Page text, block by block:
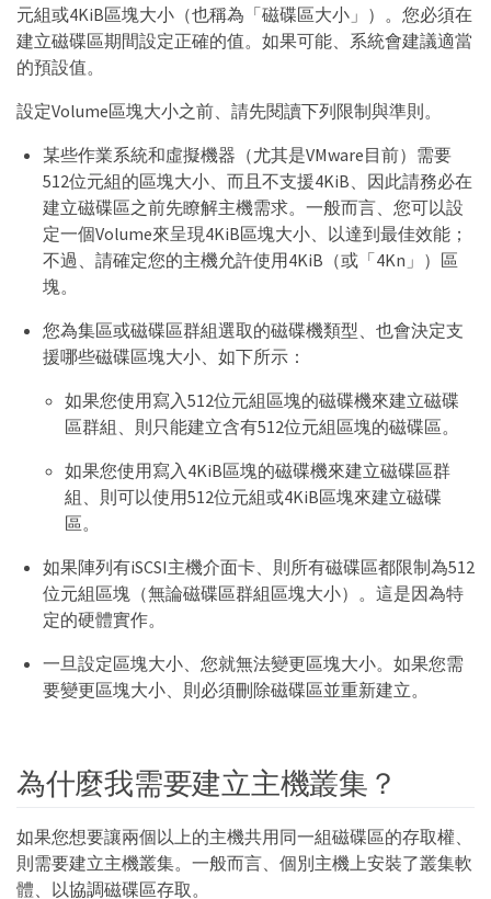
元組或4KiB區塊大小（也稱為「磁碟區大小」）。您必須在
建立磁碟區期間設定正確的值。如果可能、系統會建議適當
的預設值。
設定Volume區塊大小之前、請先閱讀下列限制與準則。
某些作業系統和虛擬機器（尤其是VMware目前）需要
512位元組的區塊大小、而且不支援4KiB、因此請務必在
建立磁碟區之前先瞭解主機需求。一般而言、您可以設
定一個Volume來呈現4KiB區塊大小、以達到最佳效能；
不過、請確定您的主機允許使用4KiB（或「4Kn」）區
塊。
您為集區或磁碟區群組選取的磁碟機類型、也會決定支
援哪些磁碟區塊大小、如下所示：
如果您使用寫入512位元組區塊的磁碟機來建立磁碟
區群組、則只能建立含有512位元組區塊的磁碟區。
如果您使用寫入4KiB區塊的磁碟機來建立磁碟區群
組、則可以使用512位元組或4KiB區塊來建立磁碟
區。
如果陣列有iSCSI主機介面卡、則所有磁碟區都限制為512
位元組區塊（無論磁碟區群組區塊大小）。這是因為特
定的硬體實作。
一旦設定區塊大小、您就無法變更區塊大小。如果您需
要變更區塊大小、則必須刪除磁碟區並重新建立。
為什麼我需要建立主機叢集？
如果您想要讓兩個以上的主機共用同一組磁碟區的存取權、
則需要建立主機叢集。一般而言、個別主機上安裝了叢集軟
體、以協調磁碟區存取。